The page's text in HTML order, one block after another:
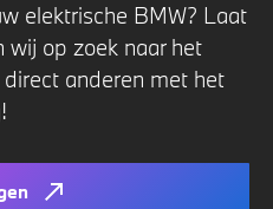
elektrische BMW? Laat
wij op zoek naar het
anderen met het